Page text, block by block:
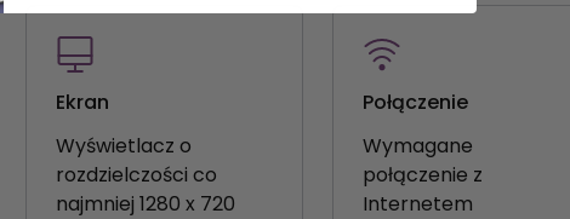
Ekran
Wyświetlacz o
rozdzielczości co
najmniej 1280 x 720
Połączenie
Wymagane
połączenie z
Internetem